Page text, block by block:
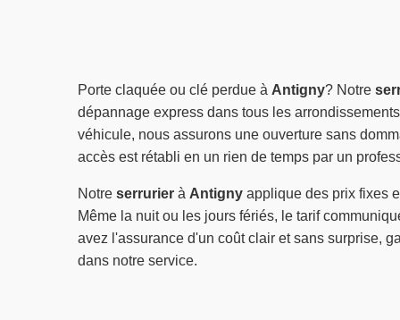
Porte claquée ou clé perdue à Antigny? Notre
dépannage express dans tous les
véhicule, nous assurons une ouverture sans
accès est rétabli en un rien de temps par un
Notre serrurier à Antigny applique des prix fixes
Même la nuit ou les jours fériés, le tarif
avez l'assurance d'un coût clair et sans surprise,
dans notre service.